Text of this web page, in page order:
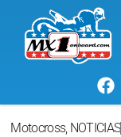
Motocross, NOTICIAS